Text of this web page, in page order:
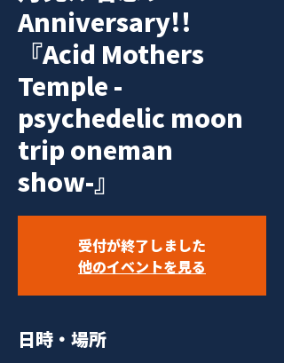
Anniversary!!
『Acid Mothers
Temple -
psychedelic moon
trip oneman
show-』
受付が終了しました
他のイベントを見る
日時・場所